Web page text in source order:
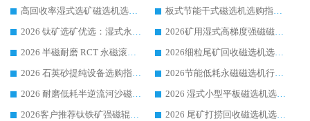
高回收率湿式选矿磁选机选购指南 业内口碑磁电设备生产厂家实力解析
板式节能干式磁选机选购指南，源头生产厂家华体会手机网页版-华体会(中国) 综合实力可观
2026 钛矿选矿优选：湿式永磁筒式磁选机源头厂家华体会手机网页版-华体会(中国) 综合解析
2026矿用湿式高梯度强磁磁选机选购指南，临朐靠谱磁电生产厂家华体会手机网页版-华体会(中国) 详解
2026 半磁耐磨 RCT 永磁滚筒选购指南，临朐源头生产厂家华体会手机网页版-华体会(中国) 实测分享
2026细粒尾矿回收磁选机选购指南 产业集群优质生产厂家华体会手机网页版-华体会(中国) 解析
2026 石英砂提纯设备选购指南：华体会手机网页版-华体会(中国) 提纯磁选机厂家综合解读
2026节能低耗永磁磁选机行业优选标杆 临朐华体会手机网页版-华体会(中国) 专业生产厂家
2026 耐磨低耗半逆流河沙磁选机选购指南 临朐产业集群源头厂华体会手机网页版-华体会(中国) 详细解析
2026 湿式小型平板磁选机选矿适配设备 临朐华体会手机网页版-华体会(中国) 实体生产厂家直供
2026客户推荐钛铁矿强磁辊式磁选机，临朐靠谱生产厂家华体会手机网页版-华体会(中国) 详解
2026 尾矿打捞回收磁选机选购 主流市场推荐实力生产厂家